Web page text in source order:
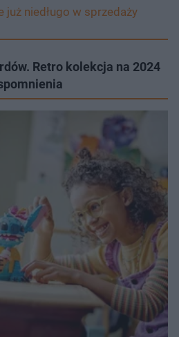
niedługo w sprzedaży
Retro kolekcja na 2024